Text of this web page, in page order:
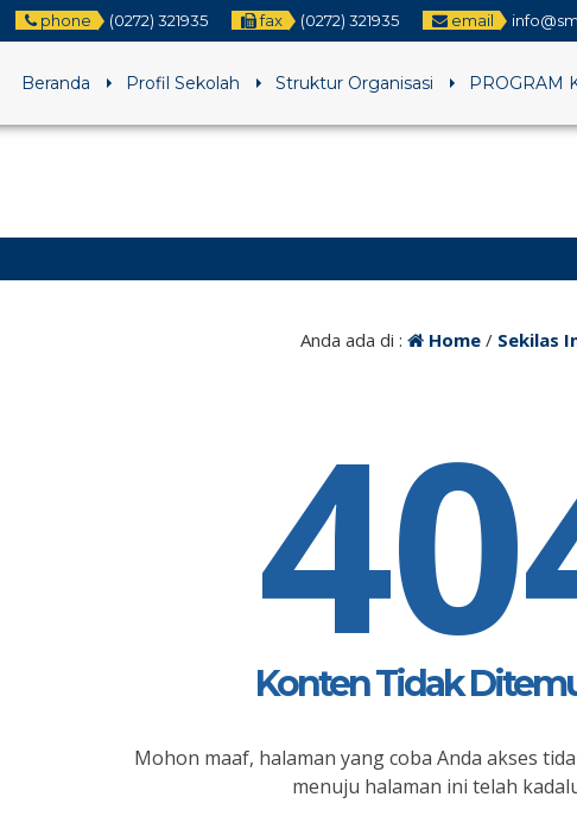
phone (0272) 321935 fax (0272) 321935 email
Beranda Profil Sekolah Struktur Organisasi PROGRAM
Anda ada di : Home/ Sekilas
Konten Tidak
Mohon maaf, halaman yang coba Anda akses
menuju halaman ini telah